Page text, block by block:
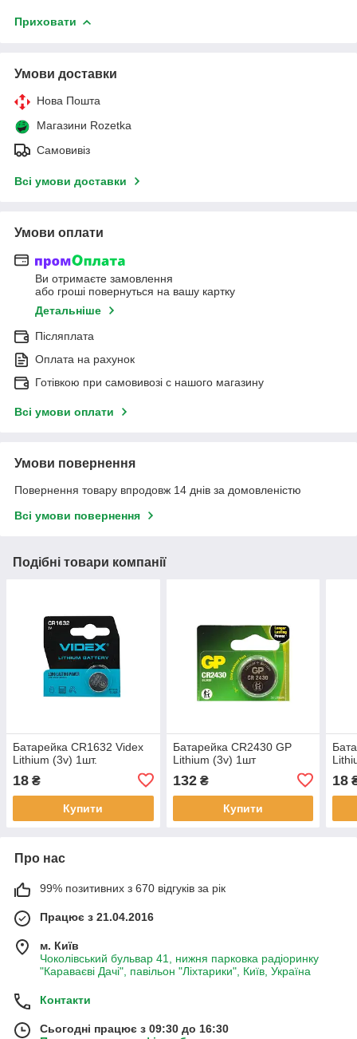
Приховати
Умови доставки
Нова Пошта
Магазини Rozetka
Самовивіз
Всі умови доставки
Умови оплати
Ви отримаєте замовлення
або гроші повернуться на вашу картку
Детальніше
Післяплата
Оплата на рахунок
Готівкою при самовивозі c нашого магазину
Всі умови оплати
Умови повернення
Повернення товару впродовж 14 днів за домовленістю
Всі умови повернення
Подібні товари компанії
Батарейка CR1632 Videx
Lithium (3v) 1шт.
18 ₴
Купити
Батарейка CR2430 GP
Lithium (3v) 1шт
132₴
Купити
18
Про нас
99% позитивних з 670 відгуків за рік
Працює з 21.04.2016
м. Київ
Чоколівський бульвар 41, нижня парковка радіоринку
"Караваєві Дачі", павільон "Ліхтарики", Київ, Україна
Контакти
Сьогодні працює з 09:30 до 16:30